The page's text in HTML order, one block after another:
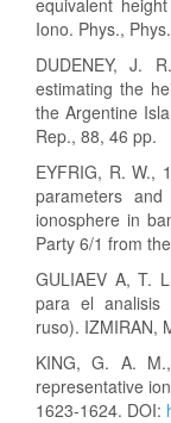
equivalent
Iono. Phys.,
DUDENEY, J.
estimating the
the Argentine
Rep., 88, 46 pp.
EYFRIG, R. W.,
parameters
ionosphere in
Party 6/1 from
GULIAEV A, T.
para el analisis
ruso). IZMIRAN,
KING, G. A.
representative
1623-1624. DOI: